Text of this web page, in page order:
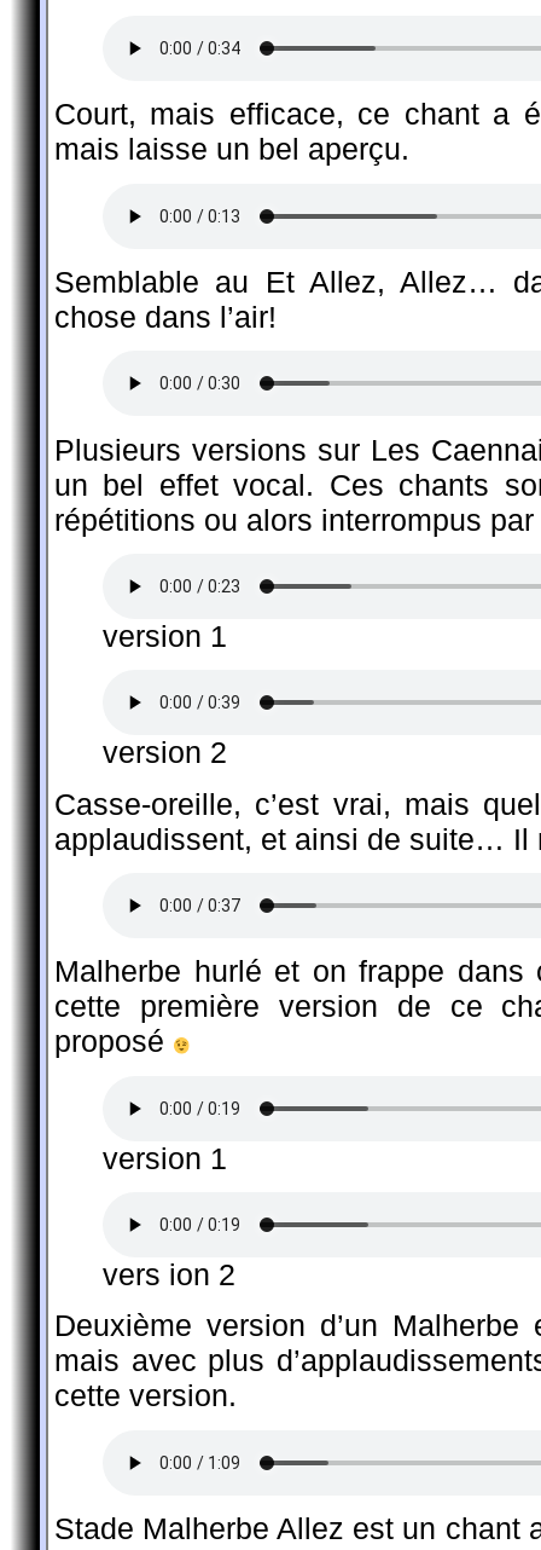
Court, mais efficace, ce chant a
mais laisse un bel aperçu.
Semblable au Et Allez, Allez…
chose dans l’air!
Plusieurs versions sur Les
un bel effet vocal. Ces chants
répétitions ou alors interrompus
version 1
version 2
Casse-oreille, c’est vrai, mais
applaudissent, et ainsi de suite… Il
Malherbe hurlé et on frappe
cette première version de ce
proposé
version 1
vers ion 2
Deuxième version d’un
mais avec plus
cette version.
Stade Malherbe Allez est un chant